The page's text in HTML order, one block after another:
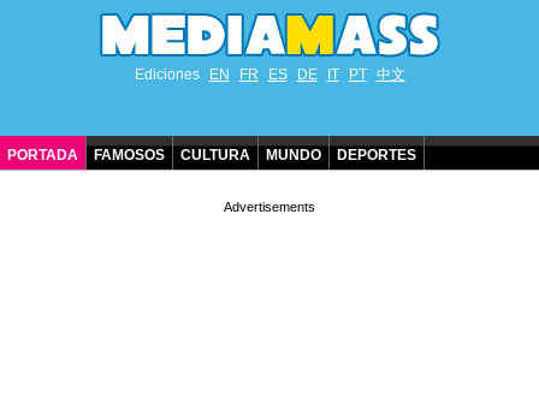
Ediciones EN FR ES DE IT PT 中文
PORTADA FAMOSOS CULTURA MUNDO DEPORTES